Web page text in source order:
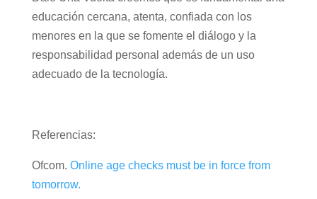
surgiendo en distintos lugares del mundo, como
la reciente legislación en
Texas
y en otros
estados norteamericanos, Francia y Reino
Unido, siempre habrá resquicios, lagunas,
que se fomente el diálogo y la responsabilidad
personal además de un uso adecuado de la